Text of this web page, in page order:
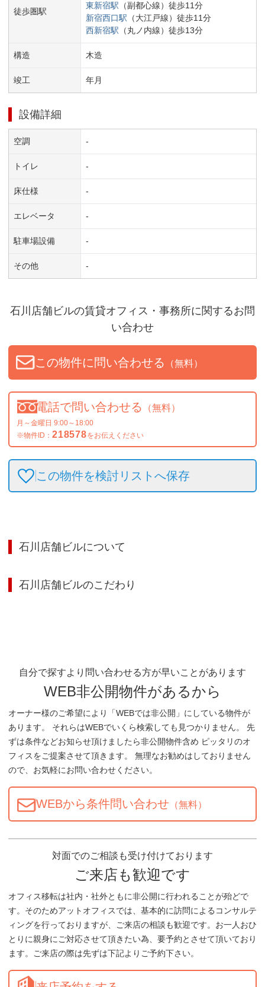
徒歩圏駅
東新宿駅 （副都心線） 徒歩11分
新宿西口駅 （大江戸線） 徒歩11分
西新宿駅 （丸ノ内線） 徒歩13分
構造 木造
竣工 年月
設備詳細
空調 -
トイレ -
床仕様 -
エレベータ -
駐車場設備 -
その他 -
石川店舗ビルの賃貸オフィス・事務所に関するお問
い合わせ
この物件に問い合わせる （無料）
電話で問い合わせる （無料）
月～金曜日 9:00～18:00
※物件ID： 218578をお伝えください
この物件を検討リストへ保存
石川店舗ビルについて
石川店舗ビルのこだわり
自分で探すより問い合わせる方が早いことがあります
WEB非公開物件があるから
オーナー様のご希望により「WEBでは非公開」にしている物件が
あります。 それらはWEBでいくら検索しても見つかりません。 先
ずは条件などお知らせ頂けましたら非公開物件含め ピッタリのオ
フィスをご提案させて頂きます。 無理なお勧めはしておりません
ので、お気軽にお問い合わせください。
WEBから条件問い合わせ （無料）
対面でのご相談も受け付けております
ご来店も歓迎です
オフィス移転は社内・社外ともに非公開に行われることが殆どで
す。そのためアットオフィスでは、基本的に訪問によるコンサルテ
ィングを行っておりますが、ご来店の相談も歓迎です。お一人おひ
とりに親身にご対応させて頂きたい為、要予約とさせて頂いており
ます。ご来店の際は先ずは下記よりご予約下さい。